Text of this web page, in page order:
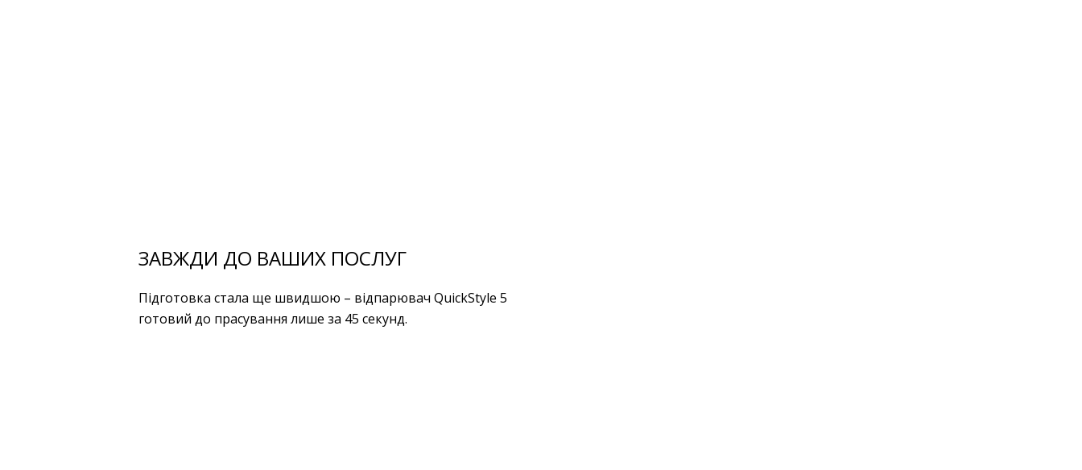
ЗАВЖДИ ДО ВАШИХ ПОСЛУГ
Підготовка стала ще швидшою – відпарювач QuickStyle 5
готовий до прасування лише за 45 секунд.